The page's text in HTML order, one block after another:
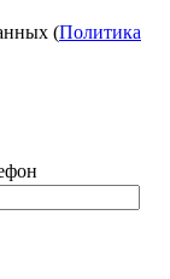
(Политика